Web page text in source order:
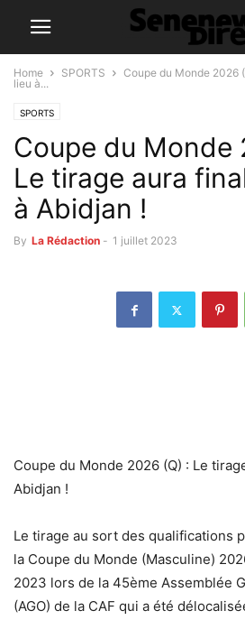
Home SPORTS
Coupe du Monde 2026
lieu à...
SPORTS
Coupe du Monde
Le tirage aura
à Abidjan !
By La Rédaction - 1 juillet 2023
Coupe du Monde 2026 (Q) : Le
Abidjan !
Le tirage au sort des qualifications
la Coupe du Monde (Masculine)
2023 lors de la 45ème Assemblée
(AGO) de la CAF qui a été